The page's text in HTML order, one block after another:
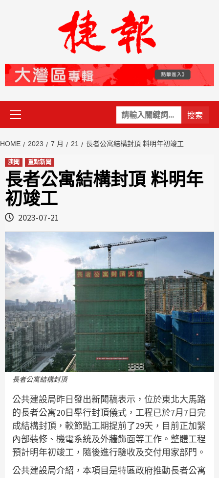
關
鍵
Primary
Menu
HOME 2023 7 月 21 長者公寓結構封頂 料明年初竣工
澳聞 重點新聞
長者公寓結構封頂 料明年
初竣工
2023-07-21
長者公寓結構封頂
公共建設局昨日發出新聞稿表示，位於東北大馬路
的長者公寓20日舉行封頂儀式，工程已於7月7日完
成結構封頂，較節點工期提前了29天，目前正加緊
內部裝修、機電系統及外牆飾面等工作。整體工程
預計明年初竣工，隨後進行驗收及交付用家部門。
公共建設局介紹，本項目是特區政府推動長者公寓